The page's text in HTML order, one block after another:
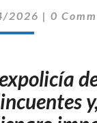
2026 |0